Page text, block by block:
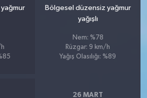
Bölgesel düzensiz yağmur
yağışlı
Nem: %78
Rüzgar: 9 km/h
Yağış Olasılığı: %89
26 MART